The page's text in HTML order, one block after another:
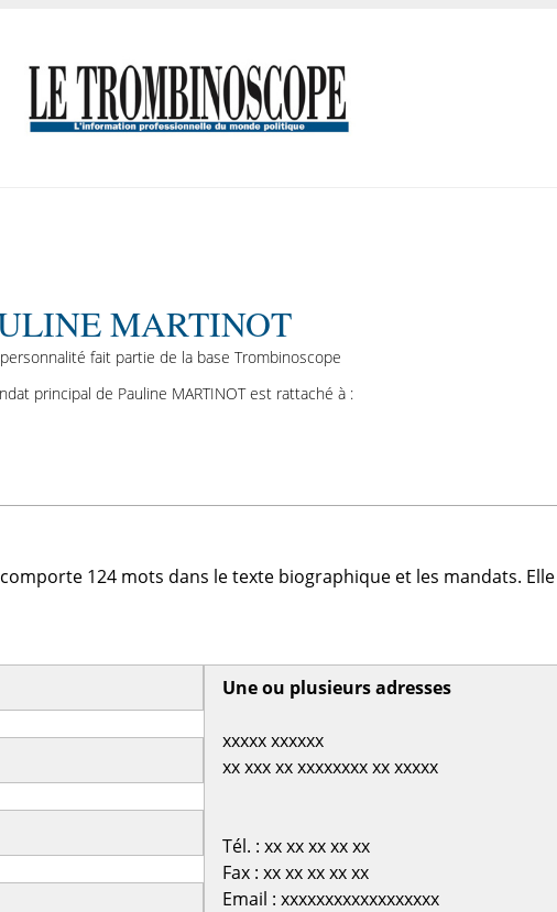
MARTINOT
fait partie de la base Trombinoscope
principal de Pauline MARTINOT est rattaché à :
124 mots dans le texte biographique et les mandats. Elle
Une ou plusieurs adresses
xxxxx xxxxxx
xx xxx xx xxxxxxxx xx xxxxx
Tél. : xx xx xx xx xx
Fax : xx xx xx xx xx
Email : xxxxxxxxxxxxxxxxxx